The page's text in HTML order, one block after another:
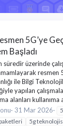
5G’ye
Başladı
süredir üzerinde
ile Bilgi
yapılan
alanları kullanıma
31 Mar 2026
5g